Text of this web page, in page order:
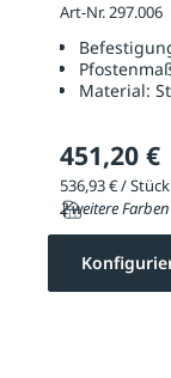
Art-Nr. 297.006
Material:
451,20 €
536,93 € /
2 weitere